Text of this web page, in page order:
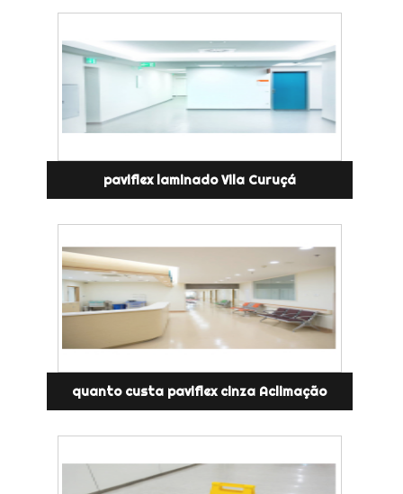
paviflex laminado Vila Curuçá
quanto custa paviflex cinza Aclimação